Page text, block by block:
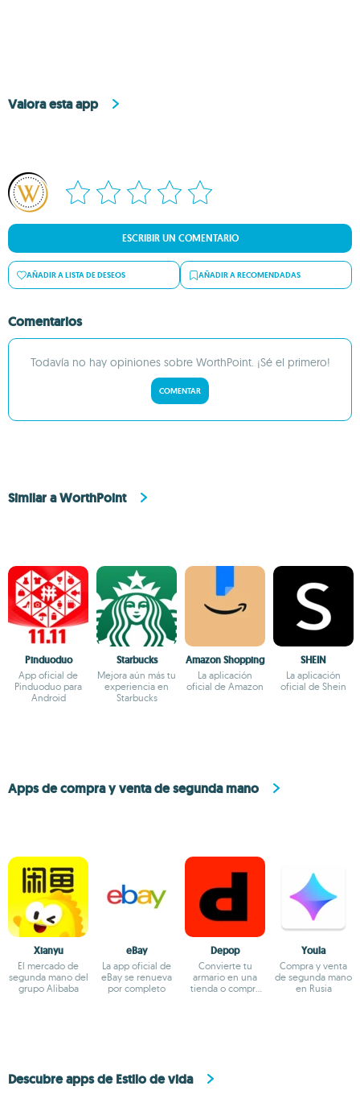
Valora esta app
ESCRIBIR UN COMENTARIO
AÑADIR A LISTA DE DESEOS AÑADIR A RECOMENDADAS
Comentarios
Todavía no hay opiniones sobre WorthPoint. ¡Sé el primero!
COMENTAR
Similar a WorthPoint
Pinduoduo
App oficial de
Pinduoduo para
Android
Starbucks
Mejora aún más tu
experiencia en
Starbucks
Amazon Shopping
La aplicación
oficial de Amazon
SHEIN
La aplicación
oficial de Shein
Apps de compra y venta de segunda mano
Xianyu
El mercado de
segunda mano del
grupo Alibaba
eBay
La app oficial de
eBay se renueva
por completo
Depop
Convierte tu
armario en una
tienda o compra
Youla
Compra y venta
de segunda mano
en Rusia
Descubre apps de Estilo de vida